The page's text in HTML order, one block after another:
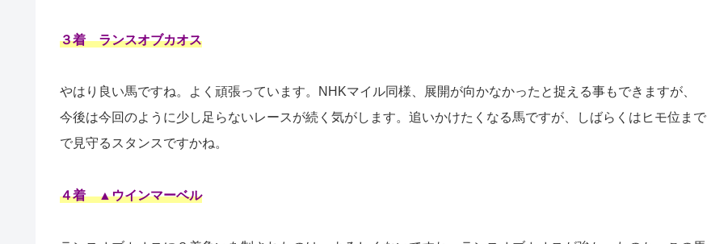
３着 ランスオブカオス
やはり良い馬ですね。よく頑張っています。NHKマイル同様、展開が向かなかったと捉える事もできますが、
今後は今回のように少し足らないレースが続く気がします。追いかけたくなる馬ですが、しばらくはヒモ位まで
で見守るスタンスですかね。
４着 ▲ウインマーベル